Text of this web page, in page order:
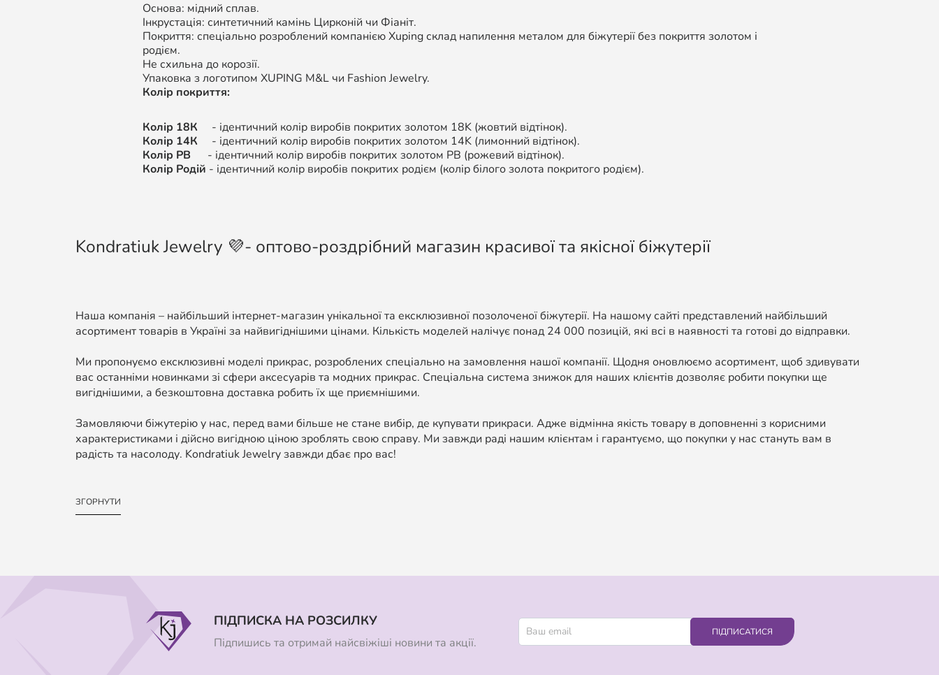
Основа: мідний сплав.
Інкрустація: синтетичний камінь Цирконій чи Фіаніт.
Покриття: спеціально розроблений компанією Xuping склад напилення металом для біжутерії без покриття золотом і
родієм.
Не схильна до корозії.
Упаковка з логотипом XUPING M&L чи Fashion Jewelry.
Колір покриття:
Колір 18К - ідентичний колір виробів покритих золотом 18K (жовтий відтінок).
Колір 14К - ідентичний колір виробів покритих золотом 14K (лимонний відтінок).
Колір РВ - ідентичний колір виробів покритих золотом РВ (рожевий відтінок).
Колір Родій - ідентичний колір виробів покритих родієм (колір білого золота покритого родієм).
Kondratiuk Jewelry 💜- оптово-роздрібний магазин красивої та якісної біжутерії
Наша компанія – найбільший інтернет-магазин унікальної та ексклюзивної позолоченої біжутерії. На нашому сайті представлений найбільший
асортимент товарів в Україні за найвигіднішими цінами. Кількість моделей налічує понад 24 000 позицій, які всі в наявності та готові до відправки.
Ми пропонуємо ексклюзивні моделі прикрас, розроблених спеціально на замовлення нашої компанії. Щодня оновлюємо асортимент, щоб здивувати
вас останніми новинками зі сфери аксесуарів та модних прикрас. Спеціальна система знижок для наших клієнтів дозволяє робити покупки ще
вигіднішими, а безкоштовна доставка робить їх ще приємнішими.
Замовляючи біжутерію у нас, перед вами більше не стане вибір, де купувати прикраси. Адже відмінна якість товару в доповненні з корисними
характеристиками і дійсно вигідною ціною зроблять свою справу. Ми завжди раді нашим клієнтам і гарантуємо, що покупки у нас стануть вам в
радість та насолоду. Kondratiuk Jewelry завжди дбає про вас!
ЗГОРНУТИ
ПІДПИСКА НА РОЗСИЛКУ
Підпишись та отримай найсвіжіші новини та акції.
ПІДПИСАТИСЯ